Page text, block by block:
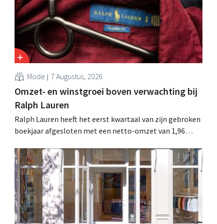
Mode 7 Augustus, 2026
Omzet- en winstgroei boven verwachting bij
Ralph Lauren
Ralph Lauren heeft het eerst kwartaal van zijn gebroken
boekjaar afgesloten met een netto-omzet van 1,96
is dan een jaar eerder. Na die beter dan verwachte start
verhoogt het bedrijf ook zijn vooruitzichten voor het
volledige boekjaar.